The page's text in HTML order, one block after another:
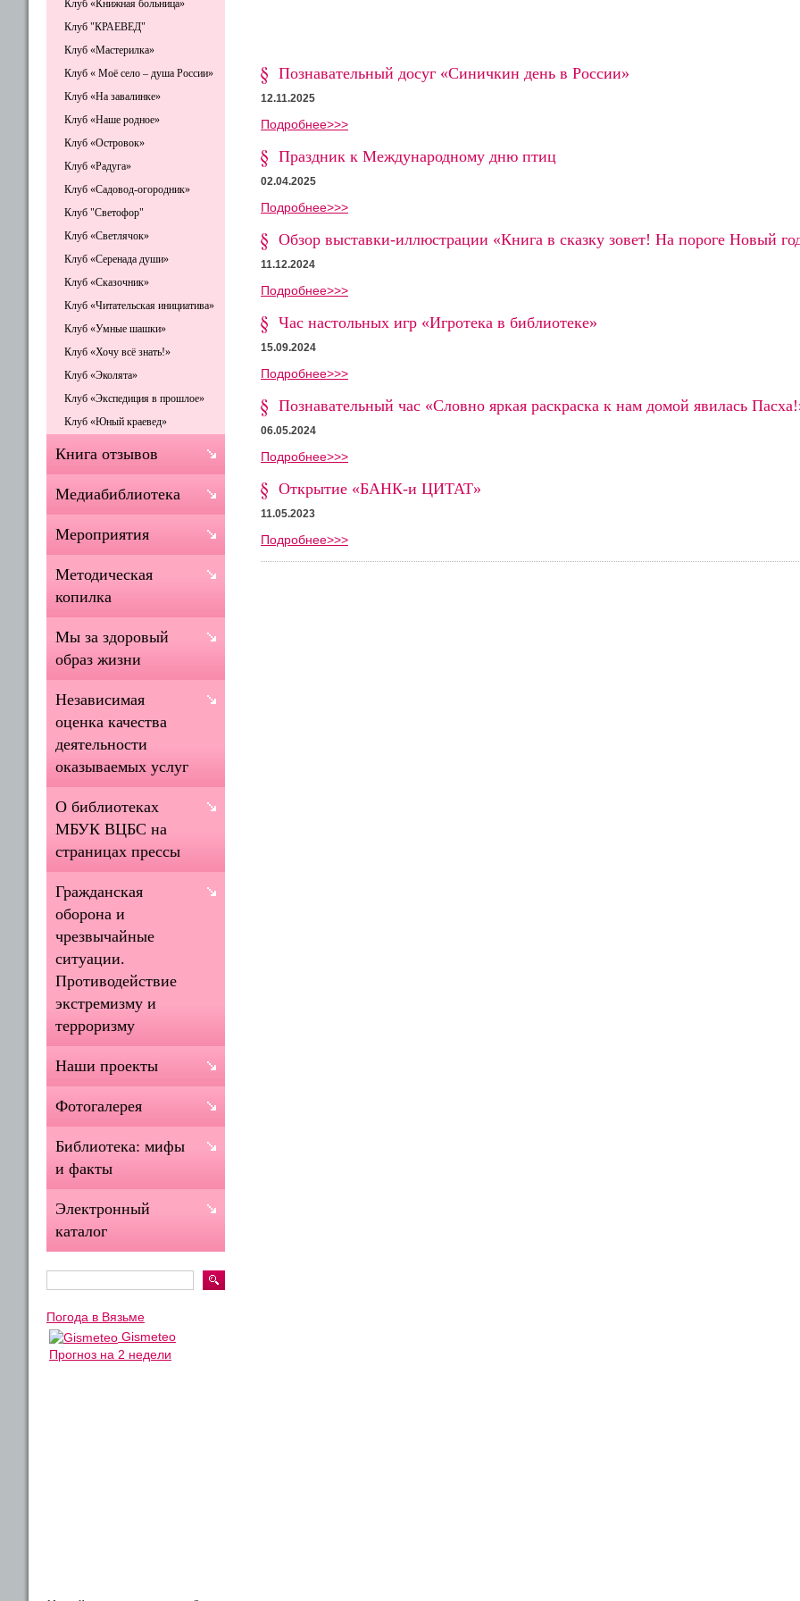
Познавательный досуг «Синичкин день в России»
12.11.2025
Подробнее>>>
Праздник к Международному дню птиц
02.04.2025
Подробнее>>>
Обзор выставки-иллюстрации «Книга в сказку зовет! На пороге Новый
11.12.2024
Подробнее>>>
Час настольных игр «Игротека в библиотеке»
15.09.2024
Подробнее>>>
Познавательный час «Словно яркая раскраска к нам домой явилась
06.05.2024
Подробнее>>>
Открытие «БАНК-и​ ЦИТАТ»
11.05.2023
Подробнее>>>
Клуб «Книжная больница»
Клуб "КРАЕВЕД"
Клуб «Мастерилка»
Клуб « Моё село – душа России»
Клуб «На завалинке»
Клуб «Наше родное»
Клуб «Островок»
Клуб «Радуга»
Клуб «Садовод-огородник»
Клуб "Светофор"
Клуб «Светлячок»
Клуб «Серенада души»
Клуб «Сказочник»
Клуб «Читательская инициатива»
Клуб «Умные шашки»
Клуб «Хочу всё знать!»
Клуб «Эколята»
Клуб «Экспедиция в прошлое»
Клуб «Юный краевед»
Книга отзывов
Медиабиблиотека
Мероприятия
Методическая
копилка
Мы за здоровый
образ жизни
Независимая
оценка качества
деятельности
оказываемых услуг
О библиотеках
МБУК ВЦБС на
страницах прессы
Гражданская
оборона и
чрезвычайные
ситуации.
Противодействие
экстремизму и
терроризму
Наши проекты
Фотогалерея
Библиотека: мифы
и факты
Электронный
каталог
Погода в Вязьме
Gismeteo
Прогноз на 2 недели